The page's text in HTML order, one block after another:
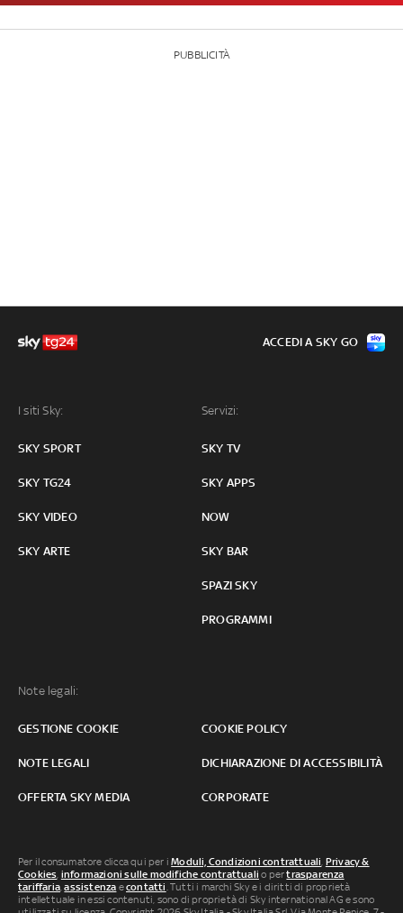
PUBBLICITÀ
I siti Sky:
SKY SPORT
SKY TG24
SKY VIDEO
SKY ARTE
Servizi:
SKY TV
SKY APPS
NOW
SKY BAR
SPAZI SKY
PROGRAMMI
Note legali:
GESTIONE COOKIE COOKIE POLICY
NOTE LEGALI DICHIARAZIONE DI ACCESSIBILITÀ
OFFERTA SKY MEDIA CORPORATE
ACCEDI A SKY GO
Per il consumatore clicca qui per iModuli, Condizioni contrattuali, Privacy &
Cookies, informazioni sulle modifiche contrattuali o pertrasparenza
tariffaria,assistenza econtatti. Tutti i marchi Sky e i diritti di proprietà
intellettuale in essi contenuti, sono di proprietà di Sky international AG e sono